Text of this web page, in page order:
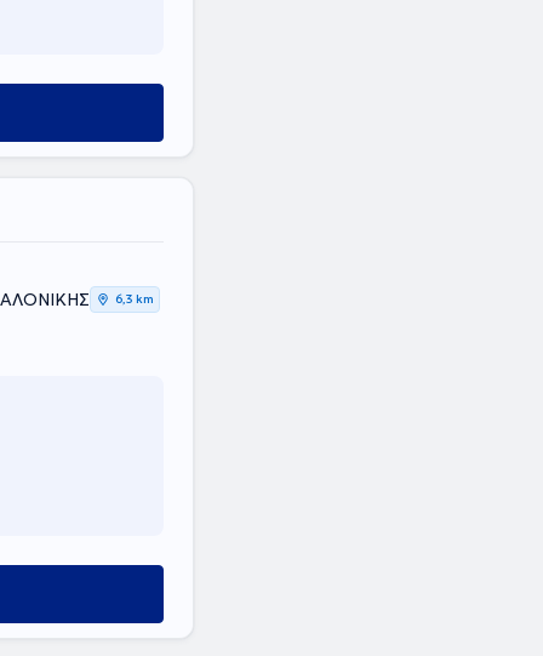
6,3 km